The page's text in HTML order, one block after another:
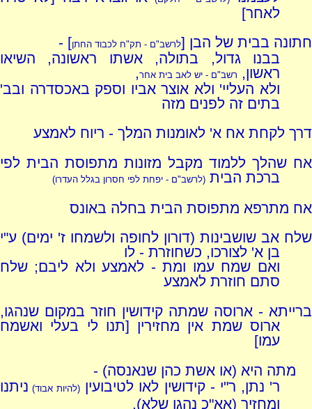
לאחר]
חתונה בבית של הבן [לרשב"ם - תק"ח לכבוד החתן] -
בבנו גדול, בתולה, אשתו ראשונה, השיאו
ראשון, רשב"ם - יש לאב בית אחר,
ולא העליי' ולא אוצר אביו וספק באכסדרה ובב'
בתים זה לפנים מזה
דרך לקחת אח א' לאומנות המלך - ריוח לאמצע
אח שהלך ללמוד מקבל מזונות מתפוסת הבית לפי
ברכת הבית(לרשב"ם - יפחת לפי חסרון בגלל העדרו)
אח מתרפא מתפוסת הבית בחלה באונס
שלח אב שושבינות (דורון לחופה ולשמחו ז' ימים) ע"י
בן א' לצורכו, כשחוזרת - לו
ואם שמח עמו ומת - לאמצע ולא ליבם; שלח
סתם חוזרת לאמצע
ברייתא - ארוסה שמתה קידושין חוזר במקום שנהגו,
ארוס שמת אין מחזירין [תנו לי בעלי ואשמח
עמו]
מתה היא (או אשת כהן שנאנסה) -
ר' נתן, ר"י - קידושין לאו לטיבועין (להיות אבוד) ניתנו
ומחזיר (אא"כ נהגו שלא),